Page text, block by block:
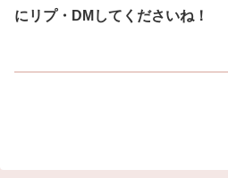
にリプ・DMしてくださいね！